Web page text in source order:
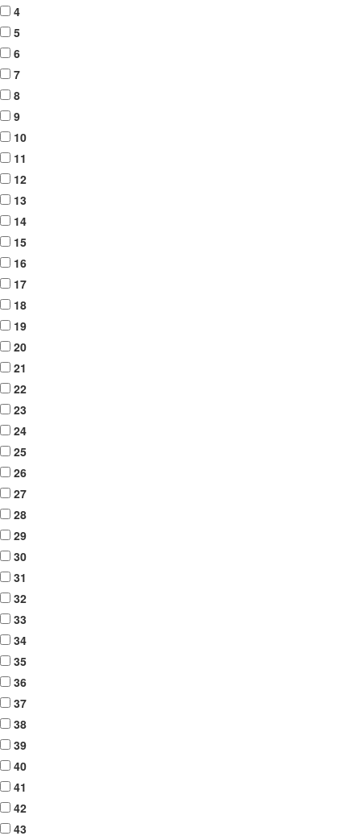
4
5
6
7
8
9
10
11
12
13
14
15
16
17
18
19
20
21
22
23
24
25
26
27
28
29
30
31
32
33
34
35
36
37
38
39
40
41
42
43